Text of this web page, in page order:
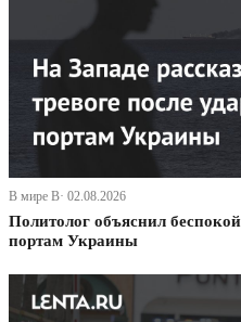
В мире В· 02.08.2026
Политолог объяснил
портам Украины